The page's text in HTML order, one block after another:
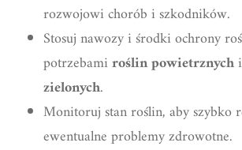
rozwojowi chorób i szkodników.
Stosuj nawozy i środki ochrony
potrzebamiroślin powietrznychi
zielonych.
Monitoruj stan roślin, aby szybko
ewentualne problemy zdrowotne.